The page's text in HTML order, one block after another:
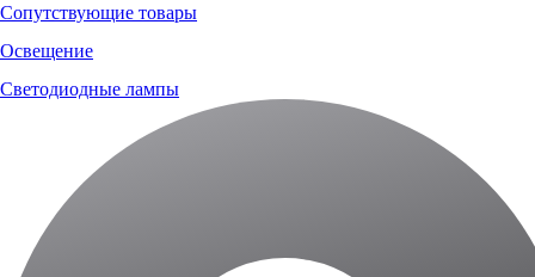
Сопутствующие товары
Освещение
Светодиодные лампы